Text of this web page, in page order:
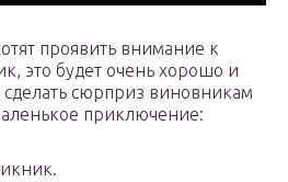
проявить внимание к
это будет очень хорошо и
сюрприз виновникам
приключение: